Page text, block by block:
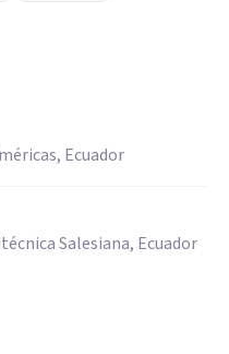
Ecuador
Salesiana, Ecuador